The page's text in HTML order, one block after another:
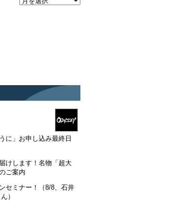
に」お申し込み最終日
けします！名物「超大
ご案内
セミナー！（8/8、石井
）